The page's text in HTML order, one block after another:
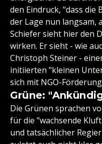
den Eindruck, "dass
der Lage nun langsam,
Schiefer sieht hier den
wirken. Er sieht - wie
Christoph Steiner -
initiierten "kleinen
sich mit NGO-
Grüne:
Die Grünen sprachen
für die "wachsende
und tatsächlicher